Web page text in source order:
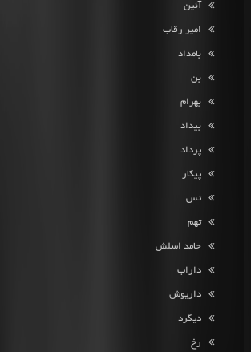
آئین
امیر رقاب
بامداد
بن
بهرام
بیداد
پرداد
پیکار
تس
تهم
حامد اسلش
داراب
داریوش
دیگرد
رخ